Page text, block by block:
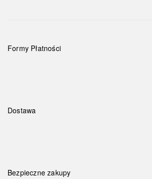
Formy Płatności
Dostawa
Bezpieczne zakupy